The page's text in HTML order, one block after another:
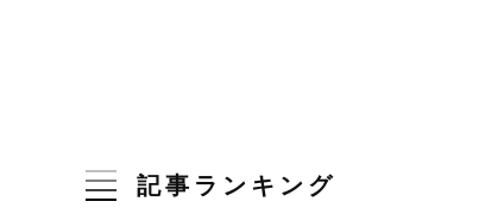
記事ランキング